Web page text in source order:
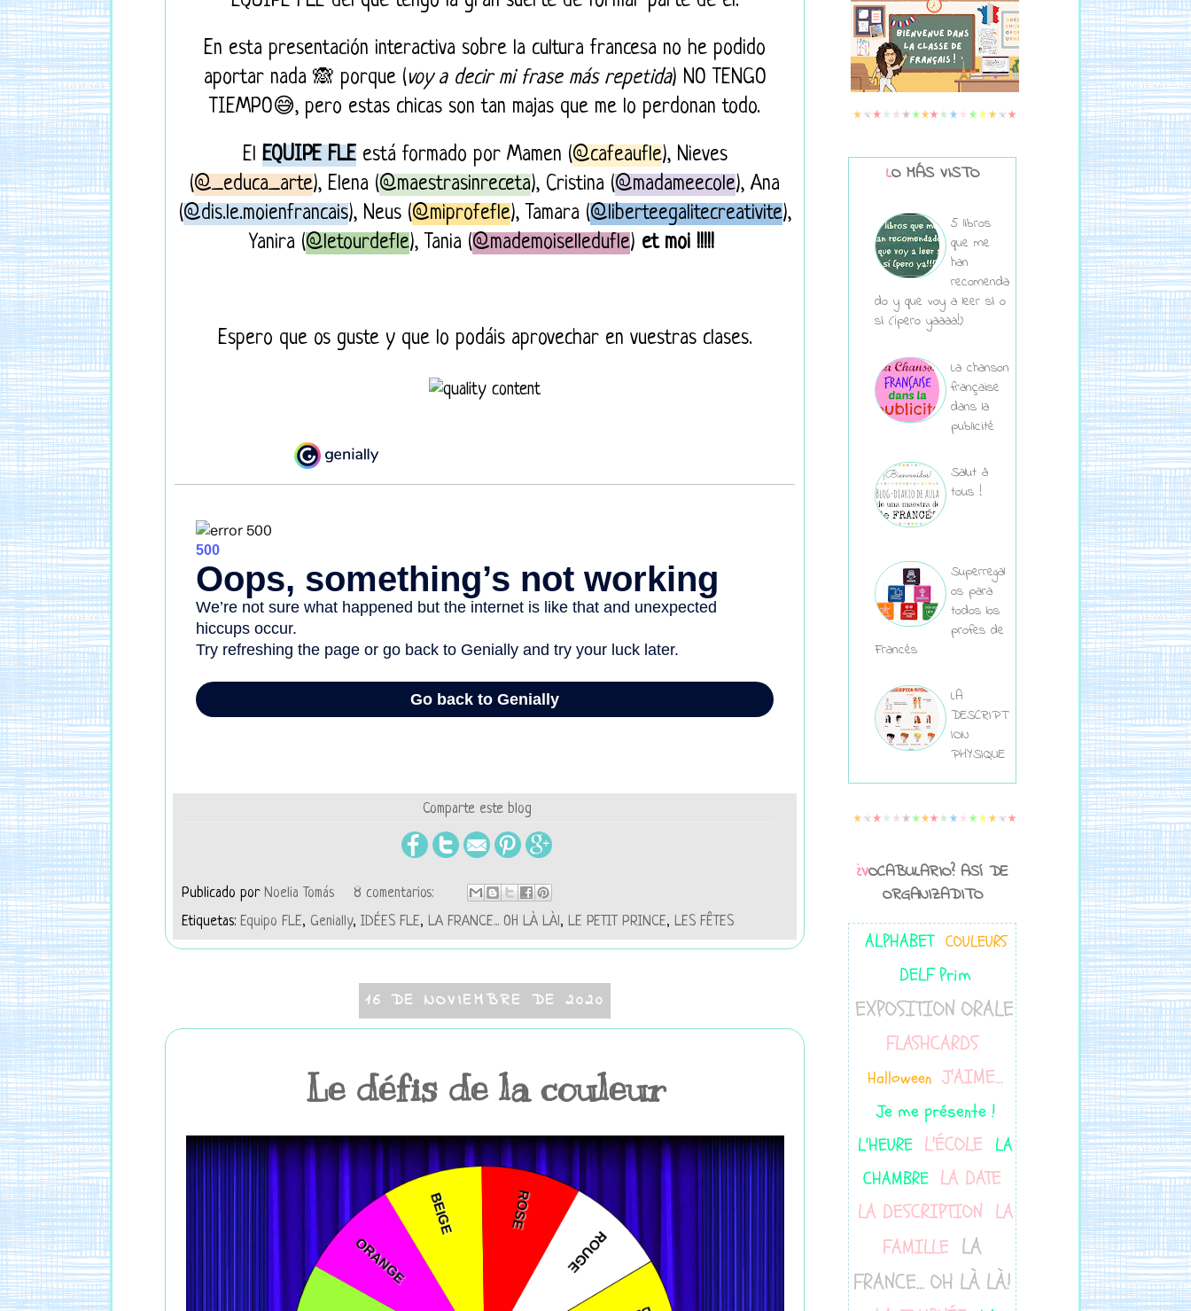
En esta presentación interactiva sobre la cultura francesa no he podido
aportar nada 🙈 porque (voy a decir mi frase más repetida) NO TENGO
TIEMPO😅, pero estas chicas son tan majas que me lo perdonan todo.
El EQUIPE FLEestá formado por Mamen (@cafeaufle), Nieves
(@_educa_arte), Elena (@maestrasinreceta), Cristina (@madameecole), Ana
(@dis.le.moienfrancais), Neus (@miprofefle), Tamara (@liberteegalitecreativite),
Yanira (@letourdefle), Tania (@mademoiselledufle) et moi !!!!!
Espero que os guste y que lo podáis aprovechar en vuestras clases.
Comparte este blog
Publicado por Noelia Tomás
8 comentarios:
Etiquetas: Equipo FLE, Genially, IDÉES FLE, LA FRANCE... OH LÀ LÀ!, LE PETIT PRINCE, LES FÊTES
16 DE NOVIEMBRE DE 2020
Le défis de la couleur
LO MÁS VISTO
5 libros
que me
han
recomenda
do y que voy a leer sí o
sí (¡pero yaaaa!)
La chanson
française
dans la
publicité
Salut à
tous !
Superregal
os para
todos los
profes de
Francés
LA
DESCRIPT
ION
PHYSIQUE
¿VOCABULARIO? ASÍ DE
ORGANIZADITO
ALPHABET COULEURS
DELF Prim
EXPOSITION ORALE
FLASHCARDS
Halloween J'AIME...
Je me présente !
L'HEURE L'ÉCOLE LA
CHAMBRE LA DATE
LA DESCRIPTION LA
FAMILLE LA
FRANCE... OH LÀ LÀ!